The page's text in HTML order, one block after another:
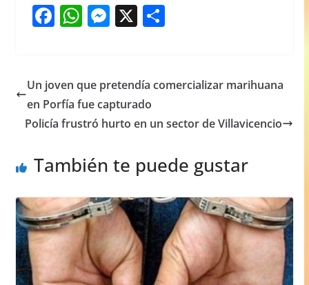
F
e
b
o
k
W
s
A
p
M
e
n
g
X S
e
Un joven que pretendía comercializar marihuana
en Porfía fue capturado
Policía frustró hurto en un sector de Villavicencio
También te puede gustar